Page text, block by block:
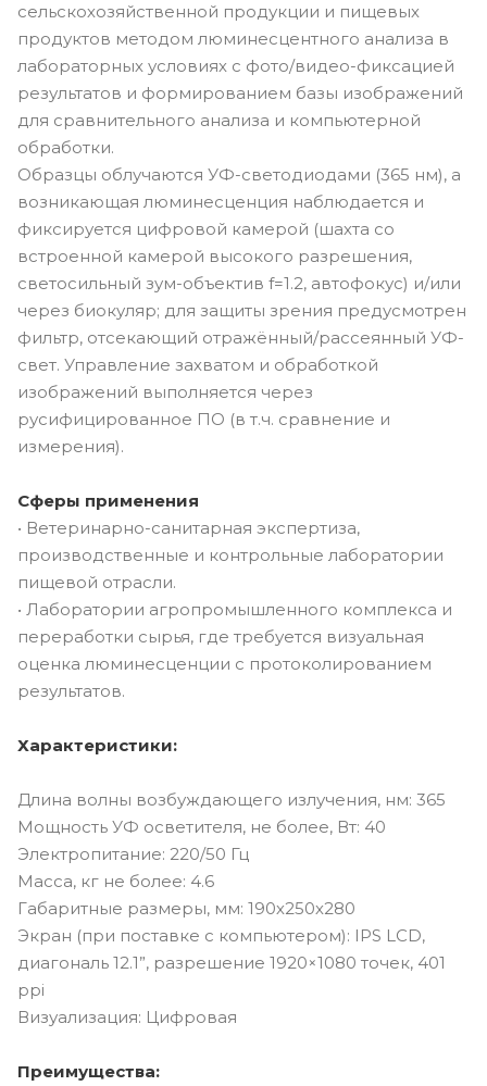
сельскохозяйственной продукции и пищевых
продуктов методом люминесцентного анализа в
лабораторных условиях с фото/видео-фиксацией
результатов и формированием базы изображений
для сравнительного анализа и компьютерной
обработки.
Образцы облучаются УФ-светодиодами (365 нм), а
возникающая люминесценция наблюдается и
фиксируется цифровой камерой (шахта со
встроенной камерой высокого разрешения,
светосильный зум-объектив f=1.2, автофокус) и/или
через биокуляр; для защиты зрения предусмотрен
фильтр, отсекающий отражённый/рассеянный УФ-
свет. Управление захватом и обработкой
изображений выполняется через
русифицированное ПО (в т.ч. сравнение и
измерения).
Сферы применения
• Ветеринарно-санитарная экспертиза,
производственные и контрольные лаборатории
пищевой отрасли.
• Лаборатории агропромышленного комплекса и
переработки сырья, где требуется визуальная
оценка люминесценции с протоколированием
результатов.
Характеристики:
Длина волны возбуждающего излучения, нм: 365
Мощность УФ осветителя, не более, Вт: 40
Электропитание: 220/50 Гц
Масса, кг не более: 4.6
Габаритные размеры, мм: 190х250х280
Экран (при поставке с компьютером): IPS LCD,
диагональ 12.1”, разрешение 1920×1080 точек, 401
ppi
Визуализация: Цифровая
Преимущества: